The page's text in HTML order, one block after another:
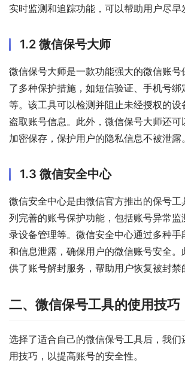
实时监测和追踪功能，可以帮助用户尽早
1.2 微信保号大师
微信保号大师是一款功能强大的微信账
了多种保护措施，如短信验证、手机号绑
等。该工具可以检测并阻止未经授权的设
盗取账号信息。此外，微信保号大师还
加密保存，保护用户的隐私信息不被泄露。
1.3 微信安全中心
微信安全中心是由微信官方推出的保号工
列完善的账号保护功能，包括账号异常监
录设备管理等。微信安全中心通过多种
和信息泄露，确保用户的微信账号安全。
供了账号解封服务，帮助用户恢复被封禁
二、微信保号工具的使用技巧
选择了适合自己的微信保号工具后，我们
用技巧，以提高账号的安全性。